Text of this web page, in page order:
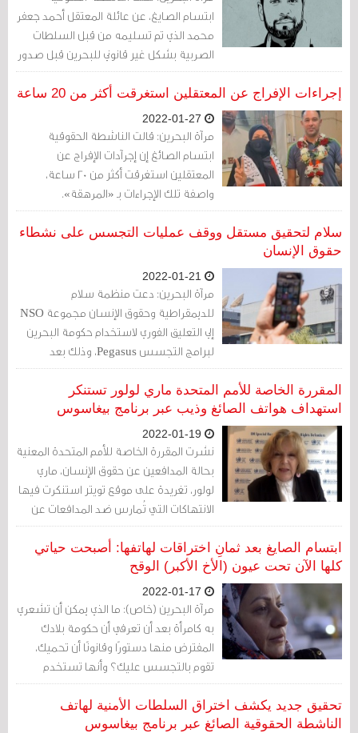
ابتسام الصايغ، عن عائلة المعتقل أحمد جعفر
محمد الذي تم تسليمه من قبل السلطات
الصربية بشكل غير قانوني للبحرين قبل صدور
الحكم النهائي مطالبتها بحق الحصول على
زيارة لمقابلته للاطمئنان عليه، وهو لم يتحقق
حتى هذا اليوم.
إجراءات الإفراج عن المعتقلين استغرقت أكثر من 20 ساعة
مرآة البحرين: قالت الناشطة الحقوقية
ابتسام الصائغ إن إجرآدات الإفراج عن
المعتقلين استغرقت أكثر من 20 ساعة،
واصفة تلك الإجراءات بـ «المرهقة».
سلام لتحقيق مستقل ووقف عمليات التجسس على نشطاء
حقوق الإنسان
مرآة البحرين: دعت منظمة سلام
للديمقراطية وحقوق الإنسان مجموعة NSO
إلي التعليق الفوري لاستخدام حكومة البحرين
لبرامج التجسس Pegasus، وذلك بعد
فضيحة التجسس على نشطاء حقوقيين.
المقررة الخاصة للأمم المتحدة ماري لولور تستنكر
استهداف هواتف الصائغ وذيب عبر برنامج بيغاسوس
نشرت المقررة الخاصة للأمم المتحدة المعنية
بحالة المدافعين عن حقوق الإنسان، ماري
لولور، تغريدة على موقع تويتر استنكرت فيها
الانتهاكات التي تُمارس ضد المدافعات عن
حقوق الإنسان عبر برنامج بيغاسوس
للتّجسس.
ابتسام الصايغ بعد ثمانِ اختراقات لهاتفها: أصبحت حياتي
كلها الآن تحت عيون (الأخ الأكبر) الوقح
مرآة البحرين (خاص): ما الذي يمكن أن تشعري
به كامرأة بعد أن تعرفي أن حكومة بلادك
المفترض منها دستورًا وقانونًا أن تحميك،
تقوم بالتجسس عليك؟ وأنها تستخدم
هاتفك الجوّال كسلاحٍ ضدك، وأن كل حياتك
تحت عين رقيب بلا ضمير ولا أخلاق، ويملك
السلطات كلها في البلاد .
تحقيق جديد يكشف اختراق السلطات الأمنية لهاتف
الناشطة الحقوقية الصائغ عبر برنامج بيغاسوس